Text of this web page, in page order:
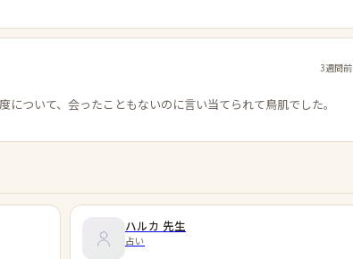
3週間前
ついて、会ったこともないのに言い当てられて鳥肌でした。
ハルカ 先生
占い